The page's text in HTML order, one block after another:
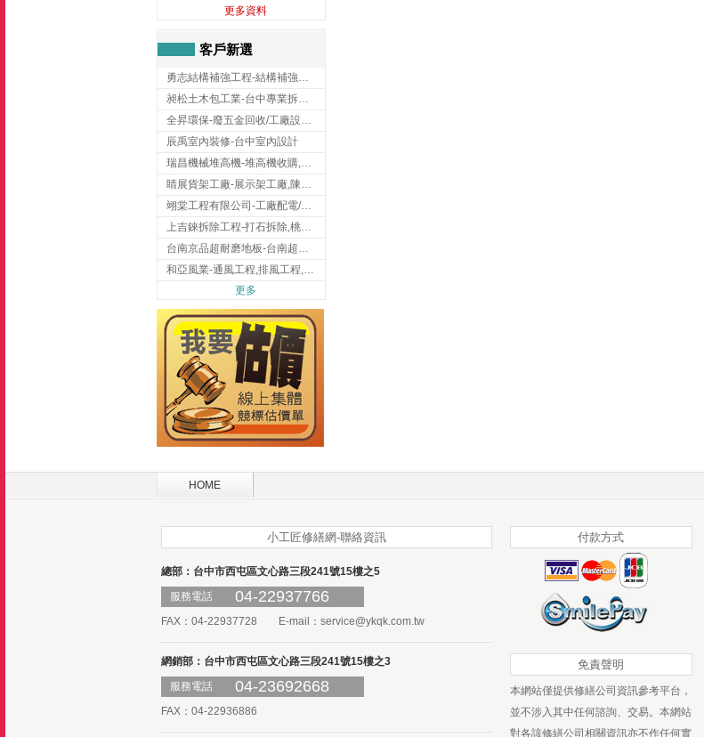
更多資料
客戶新選
勇志結構補強工程-結構補強工程 ,桃園結構補強工程,龍潭結構補強工程
昶松土木包工業-台中專業拆除工程/挖土機出租
全昇環保-廢五金回收/工廠設備收購/機械設備回收/高價收購廠房設備
辰禹室內裝修-台中室內設計
瑞昌機械堆高機-堆高機收購,新北市堆高機,桃園堆高機
睛展貨架工廠-展示架工廠,陳列架,台中展示架工廠
翊棠工程有限公司-工廠配電/高雄消防機電公司
上吉錸拆除工程-打石拆除,桃園打石拆除,桃園拆除工程
台南京品超耐磨地板-台南超耐磨地板
和亞風業-通風工程,排風工程,彰化通風工程,彰化排風工程
更多
HOME
小工匠修繕網-聯絡資訊
總部：台中市西屯區文心路三段241號15樓之5
服務電話
04-22937766
FAX：04-22937728 E-mail： service@ykqk.com.tw
網銷部：台中市西屯區文心路三段241號15樓之3
服務電話
04-23692668
FAX：04-22936886
付款方式
免責聲明
本網站僅提供修繕公司資訊參考平台，
並不涉入其中任何諮詢、交易。本網站
對各該修繕公司相關資訊亦不作任何實